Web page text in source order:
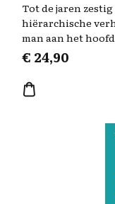
Tot de jaren
hiërarchische
man aan het
sluiten, werken
een effect: de
homoseksualiteit
het verval van
met de komst
homohuwelijk en
€ 24,90